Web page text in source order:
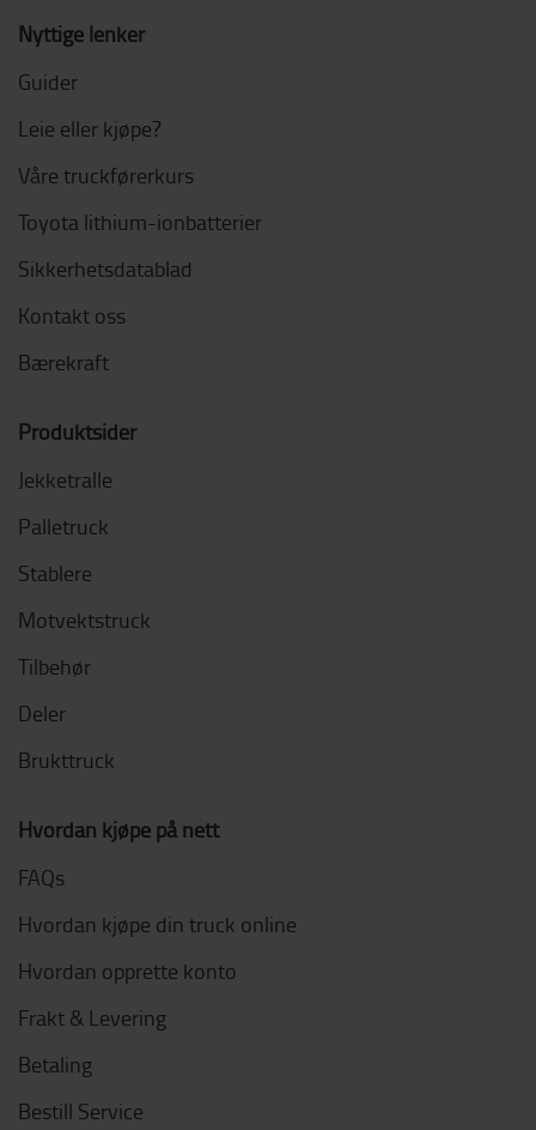
Nyttige lenker
Guider
Leie eller kjøpe?
Våre truckførerkurs
Toyota lithium-ionbatterier
Sikkerhetsdatablad
Kontakt oss
Bærekraft
Produktsider
Jekketralle
Palletruck
Stablere
Motvektstruck
Tilbehør
Deler
Brukttruck
Hvordan kjøpe på nett
FAQs
Hvordan kjøpe din truck online
Hvordan opprette konto
Frakt & Levering
Betaling
Bestill Service